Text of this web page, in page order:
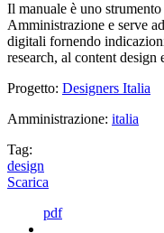
Il manuale è uno
Amministrazione e serve
digitali fornendo
research, al content design
Progetto: Designers Italia
Amministrazione: italia
Tag:
design
Scarica
pdf